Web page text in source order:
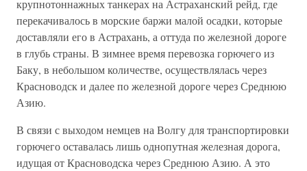
крупнотоннажных танкерах на Астраханский рейд, где
перекачивалось в морские баржи малой осадки, которые
доставляли его в Астрахань, а оттуда по железной дороге
в глубь страны. В зимнее время перевозка горючего из
Баку, в небольшом количестве, осуществлялась через
Красноводск и далее по железной дороге через Среднюю
Азию.
В связи с выходом немцев на Волгу для транспортировки
горючего оставалась лишь однопутная железная дорога,
идущая от Красноводска через Среднюю Азию. А это